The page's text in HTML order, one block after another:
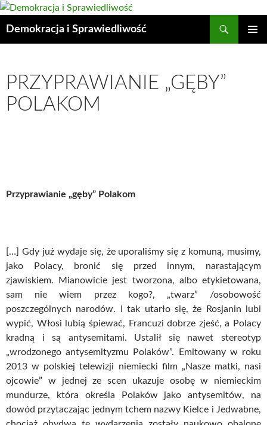
Przejdź
treści
Demokracja i Sprawiedliwość
PRZYPRAWIANIE „GĘBY”
POLAKOM
Przyprawianie „gęby” Polakom
[…] Gdy już wydaje się, że uporaliśmy się z komuną, musimy,
jako Polacy, bronić się przed innym, narastającym
zjawiskiem. Mianowicie jest tworzona, albo etykietowana,
sam nie wiem przez kogo?, „twarz” /osobowość
poszczególnych narodów. I tak utarło się, że Rosjanin lubi
wypić, Włosi lubią śpiewać, Francuzi dobrze zjeść, a Polacy
kradną i są antysemitami. Ustalił się nawet stereotyp
„wrodzonego antysemityzmu Polaków”. Emitowany w roku
2013 w polskiej telewizji niemiecki film „Nasze matki, nasi
ojcowie” w jednej ze scen ukazuje osobę w niemieckim
mundurze, która określa Polaków jako antysemitów, na
dowód przytaczając jednym tchem nazwy Kielce i Jedwabne,